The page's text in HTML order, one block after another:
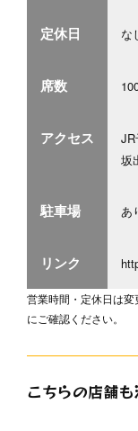
定休日 な
席数
アクセス
坂
駐車場 あ
リンク
営業時間・定休日は
にご確認ください。
こちらの店舗も